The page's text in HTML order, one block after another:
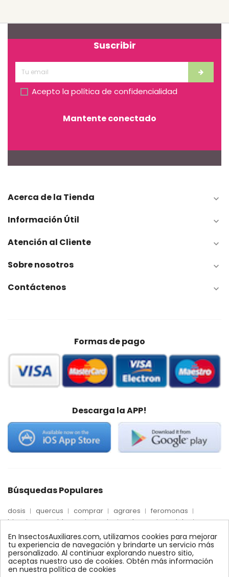
Suscribir
Acepto la política de confidencialidad
Mantente conectado
Acerca de la Tienda 
Información Útil 
Atención al Cliente 
Sobre nosotros 
Contáctenos 
Formas de pago
Descarga la APP!
Búsquedas Populares
dosis quercus comprar agrares
feromonas
trips
mosca blanca precio palmera
quelato
Econex
control amblyseius araña roja
max
nido encinas alcornoques
conector
xilemax
foresta monitoreo ynject
fertinyect
bioline
robles conectores
ecologico
En InsectosAuxiliares.com, utilizamos cookies para mejorar
tu experiencia de navegación y brindarte un servicio más
personalizado. Al continuar explorando nuestro sitio,
aceptas nuestro uso de cookies. Obtén más información
en nuestra política de cookies